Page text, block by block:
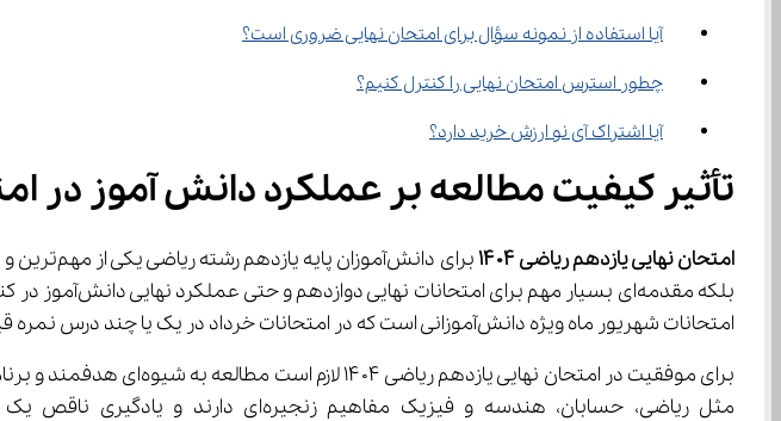
آیا استفاده از نمونه سؤال برای امتحان نهایی ضروری است؟
چطور استرس امتحان نهایی را کنترل کنیم؟
آیا اشتراک آی نو ارزش خرید دارد؟
تأثیر کیفیت مطالعه بر عملکرد دانش‌ آموز در امتحان نهایی یازدهم ریاضی ۱۴۰۴
امتحان نهایی یازدهم ریاضی ۱۴۰۴
امتحانات شهریور ماه ویژه دانش‌آموزانی است که در امتحانات خرداد در یک یا چند درس نمره قبولی نگرفته‌اند.